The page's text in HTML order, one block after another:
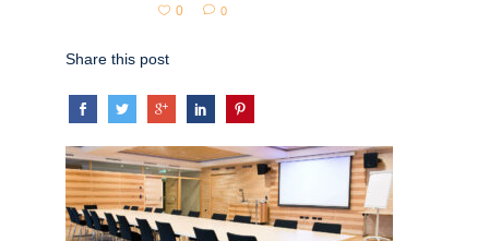
0 0
Share this post